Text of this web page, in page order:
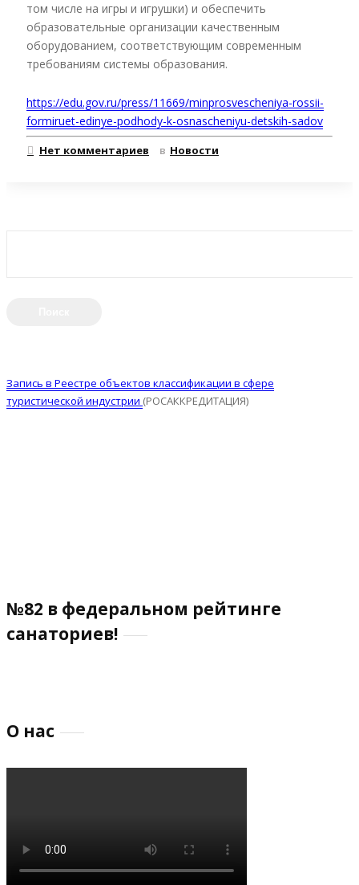
том числе на игры и игрушки) и обеспечить
образовательные организации качественным
оборудованием, соответствующим современным
требованиям системы образования.
https://edu.gov.ru/press/11669/minprosvescheniya-rossii-
formiruet-edinye-podhody-k-osnascheniyu-detskih-sadov
Нет комментариев в Новости
Запись в Реестре объектов классификации в сфере
туристической индустрии (РОСАККРЕДИТАЦИЯ)
№82 в федеральном рейтинге
санаториев!
О нас